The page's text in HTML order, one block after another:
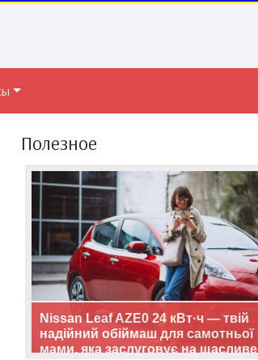
Полезное
Nissan Leaf AZE0 24 кВт·ч — твій
надійний обіймаш для самотньої
мами, яка заслуговує на щасливе